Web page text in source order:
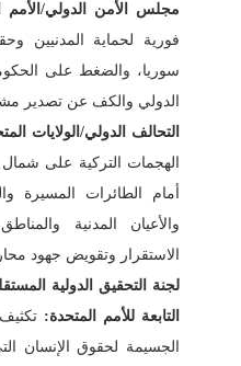
مجلس الأمن الدولي/الأمم
فورية لحماية المدنيين
سوريا، والضغط على الحكومة
الدولي والكف عن تصدير
التحالف الدولي/الولايات
الهجمات التركية على
أمام الطائرات المسيرة
والأعيان المدنية
الاستقرار وتقويض جهود
لجنة التحقيق الدولية
التابعة للأمم المتحدة:
الجسيمة لحقوق الإنسان